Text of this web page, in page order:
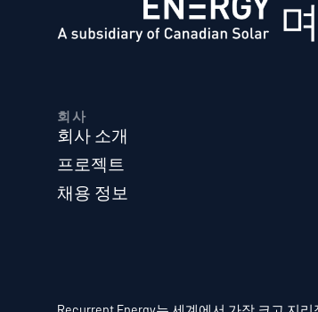
회사
회사 소개
프로젝트
채용 정보